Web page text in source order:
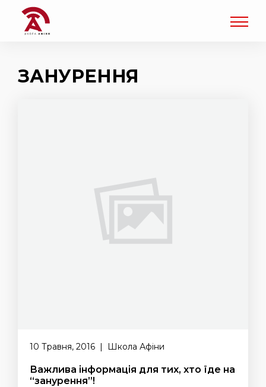
ЗАНУРЕННЯ
10 Травня, 2016 | Школа Афіни
Важлива інформація для тих, хто їде на
“занурення”!